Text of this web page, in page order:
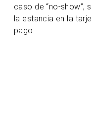
caso de “no-show”,
la estancia en la
pago.